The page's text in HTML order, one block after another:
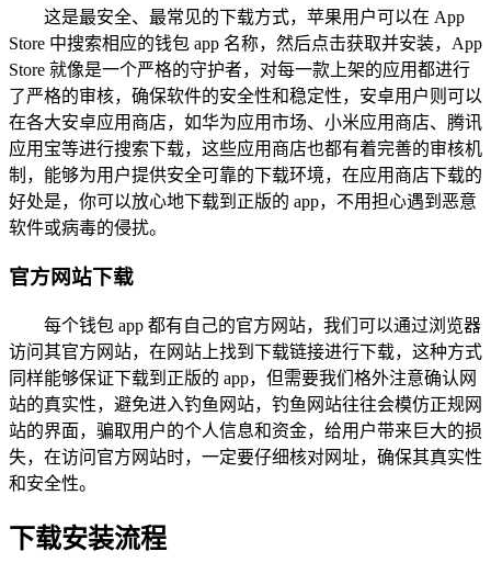
这是最安全、最常见的下载方式，苹果用户可以在 App
Store 中搜索相应的钱包 app 名称，然后点击获取并安装，App
Store 就像是一个严格的守护者，对每一款上架的应用都进行
了严格的审核，确保软件的安全性和稳定性，安卓用户则可以
在各大安卓应用商店，如华为应用市场、小米应用商店、腾讯
应用宝等进行搜索下载，这些应用商店也都有着完善的审核机
制，能够为用户提供安全可靠的下载环境，在应用商店下载的
好处是，你可以放心地下载到正版的 app，不用担心遇到恶意
软件或病毒的侵扰。
官方网站下载
每个钱包 app 都有自己的官方网站，我们可以通过浏览器
访问其官方网站，在网站上找到下载链接进行下载，这种方式
同样能够保证下载到正版的 app，但需要我们格外注意确认网
站的真实性，避免进入钓鱼网站，钓鱼网站往往会模仿正规网
站的界面，骗取用户的个人信息和资金，给用户带来巨大的损
失，在访问官方网站时，一定要仔细核对网址，确保其真实性
和安全性。
下载安装流程